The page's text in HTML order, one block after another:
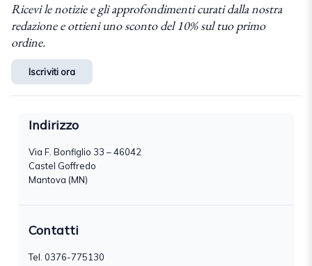
Ricevi le notizie e gli approfondimenti curati dalla nostra
redazione e ottieni uno sconto del 10% sul tuo primo
ordine.
Iscriviti ora
Indirizzo
Via F. Bonfiglio 33 – 46042
Castel Goffredo
Mantova (MN)
Contatti
Tel. 0376-775130